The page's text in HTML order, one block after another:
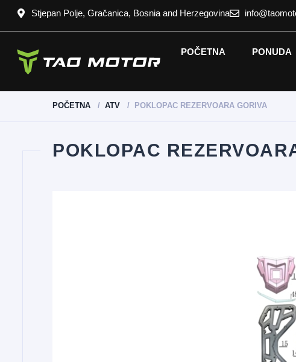
Stjepan Polje, Gračanica, Bosnia and Herzegovina
POČETNA PONUDA
POČETNA ATV POKLOPAC REZERVOARA GORIVA
POKLOPAC